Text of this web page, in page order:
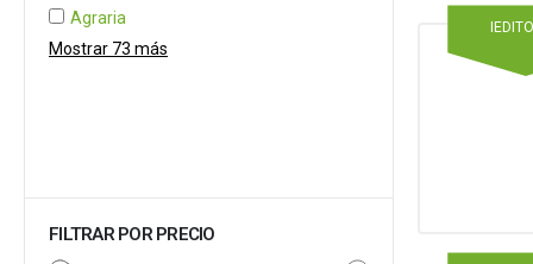
Agraria
Mostrar 73 más
FILTRAR POR PRECIO